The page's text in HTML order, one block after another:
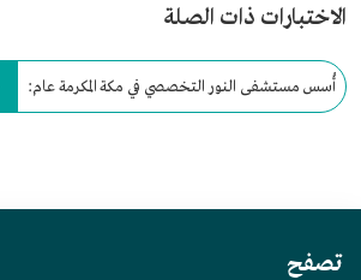
الاختبارات ذات الصلة
أُسس مستشفى النور التخصصي في مكة المكرمة عام:
تصفح